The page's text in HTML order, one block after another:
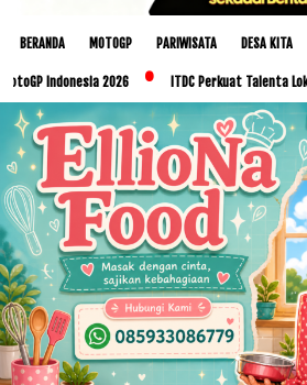
BERANDA MOTOGP PARIWISATA DESA KITA
2026 ITDC Perkuat Talenta Lokal dan